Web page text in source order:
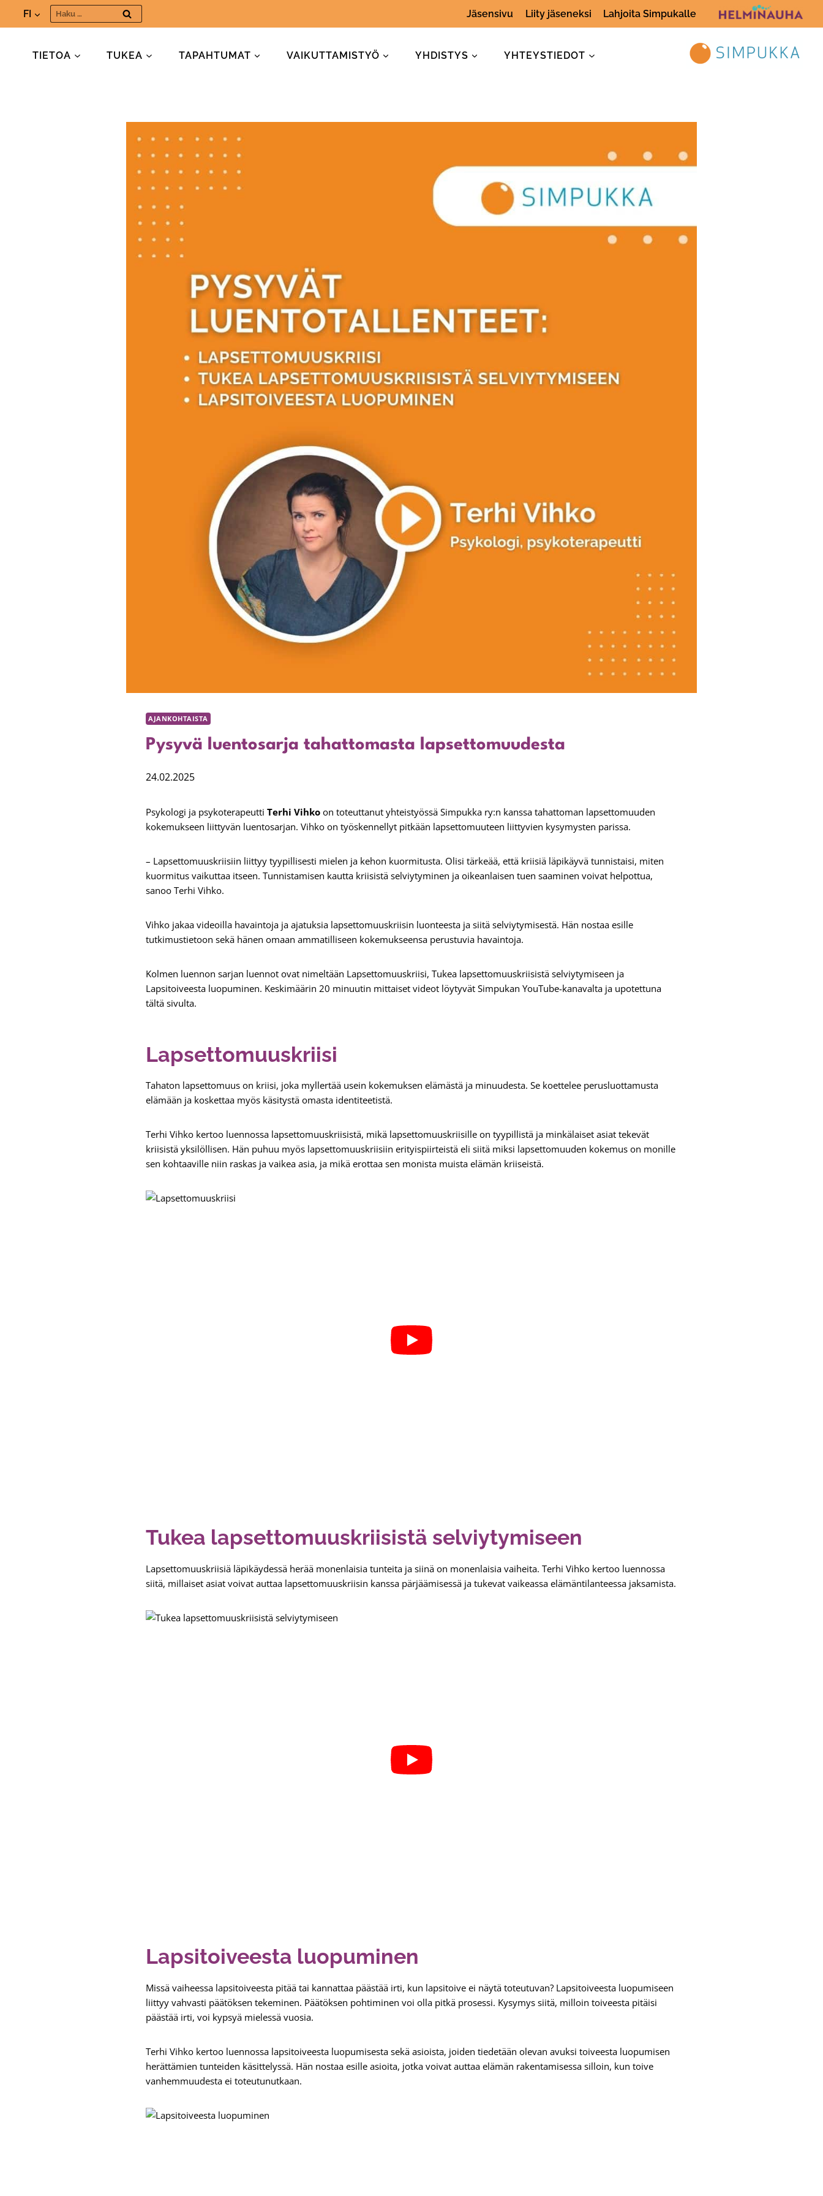
FI Haku: Jäsensivu Liity jäseneksi Lahjoita Simpukalle
TIETOA TUKEA TAPAHTUMAT VAIKUTTAMISTYÖ YHDISTYS YHTEYSTIEDOT
AJANKOHTAISTA
Pysyvä luentosarja tahattomasta lapsettomuudesta
24.02.2025
Psykologi ja psykoterapeutti Terhi Vihko on toteuttanut yhteistyössä Simpukka ry:n kanssa tahattoman lapsettomuuden
kokemukseen liittyvän luentosarjan. Vihko on työskennellyt pitkään lapsettomuuteen liittyvien kysymysten parissa.
– Lapsettomuuskriisiin liittyy tyypillisesti mielen ja kehon kuormitusta. Olisi tärkeää, että kriisiä läpikäyvä tunnistaisi, miten
kuormitus vaikuttaa itseen. Tunnistamisen kautta kriisistä selviytyminen ja oikeanlaisen tuen saaminen voivat helpottua,
sanoo Terhi Vihko.
Vihko jakaa videoilla havaintoja ja ajatuksia lapsettomuuskriisin luonteesta ja siitä selviytymisestä. Hän nostaa esille
tutkimustietoon sekä hänen omaan ammatilliseen kokemukseensa perustuvia havaintoja.
Kolmen luennon sarjan luennot ovat nimeltään Lapsettomuuskriisi, Tukea lapsettomuuskriisistä selviytymiseen ja
Lapsitoiveesta luopuminen. Keskimäärin 20 minuutin mittaiset videot löytyvät Simpukan YouTube-kanavalta ja upotettuna
tältä sivulta.
Lapsettomuuskriisi
Tahaton lapsettomuus on kriisi, joka myllertää usein kokemuksen elämästä ja minuudesta. Se koettelee perusluottamusta
elämään ja koskettaa myös käsitystä omasta identiteetistä.
Terhi Vihko kertoo luennossa lapsettomuuskriisistä, mikä lapsettomuuskriisille on tyypillistä ja minkälaiset asiat tekevät
kriisistä yksilöllisen. Hän puhuu myös lapsettomuuskriisiin erityispiirteistä eli siitä miksi lapsettomuuden kokemus on monille
sen kohtaaville niin raskas ja vaikea asia, ja mikä erottaa sen monista muista elämän kriiseistä.
Tukea lapsettomuuskriisistä selviytymiseen
Lapsettomuuskriisiä läpikäydessä herää monenlaisia tunteita ja siinä on monenlaisia vaiheita. Terhi Vihko kertoo luennossa
siitä, millaiset asiat voivat auttaa lapsettomuuskriisin kanssa pärjäämisessä ja tukevat vaikeassa elämäntilanteessa jaksamista.
Lapsitoiveesta luopuminen
Missä vaiheessa lapsitoiveesta pitää tai kannattaa päästää irti, kun lapsitoive ei näytä toteutuvan? Lapsitoiveesta luopumiseen
liittyy vahvasti päätöksen tekeminen. Päätöksen pohtiminen voi olla pitkä prosessi. Kysymys siitä, milloin toiveesta pitäisi
päästää irti, voi kypsyä mielessä vuosia.
Terhi Vihko kertoo luennossa lapsitoiveesta luopumisesta sekä asioista, joiden tiedetään olevan avuksi toiveesta luopumisen
herättämien tunteiden käsittelyssä. Hän nostaa esille asioita, jotka voivat auttaa elämän rakentamisessa silloin, kun toive
vanhemmuudesta ei toteutunutkaan.